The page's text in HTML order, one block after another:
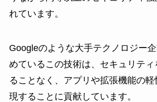
れています。
Googleのような大手テクノロジー
めているこの技術は、セキュリティ
ることなく、アプリや拡張機能の
現することに貢献しています。